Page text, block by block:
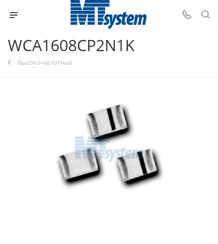
WCA1608CP2N1K
Высокочастотные